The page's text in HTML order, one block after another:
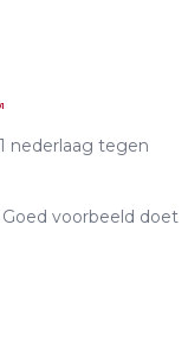
nederlaag tegen
Goed voorbeeld doet